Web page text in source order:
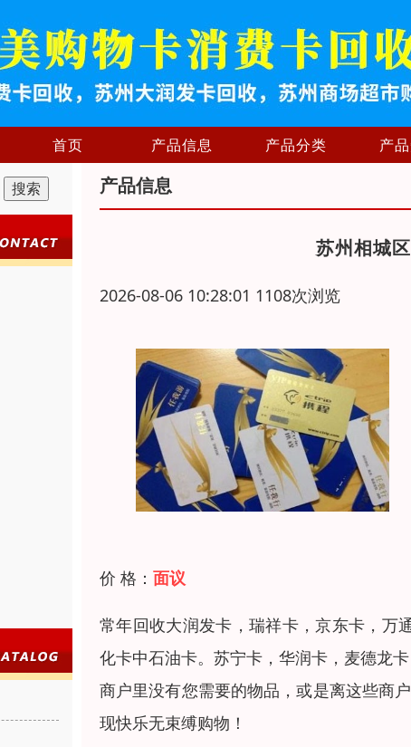
首页 产品信息 产品分类 产
产品信息
苏州相城
2026-08-06 10:28:01 1108次浏览
价 格： 面议
常年回收大润发卡，瑞祥卡，京东卡，万
化卡中石油卡。苏宁卡，华润卡，麦德龙
商户里没有您需要的物品，或是离这些商
现快乐无束缚购物！